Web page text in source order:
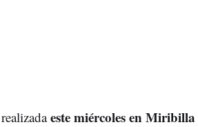
este miércoles en Miribilla